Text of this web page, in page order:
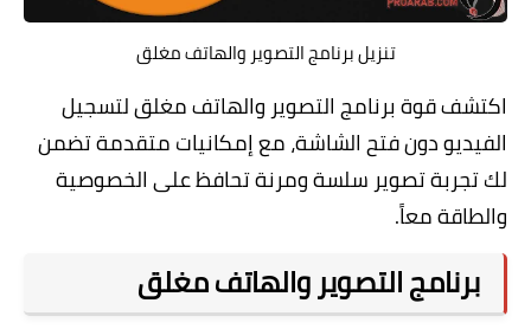
تنزيل برنامج التصوير والهاتف مغلق
اكتشف قوة برنامج التصوير والهاتف مغلق لتسجيل
الفيديو دون فتح الشاشة، مع إمكانيات متقدمة تضمن
لك تجربة تصوير سلسة ومرنة تحافظ على الخصوصية
والطاقة معاً.
برنامج التصوير والهاتف مغلق